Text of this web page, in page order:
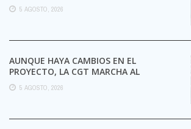
5 AGOSTO, 2026
AUNQUE HAYA CAMBIOS EN EL
PROYECTO, LA CGT MARCHA AL
CONGRESO CONTRA LA LEY DE ...
5 AGOSTO, 2026